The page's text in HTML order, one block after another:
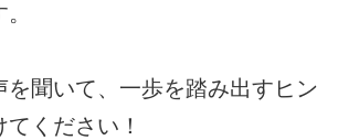
を聞いて、一歩を踏み出すヒン
てください！